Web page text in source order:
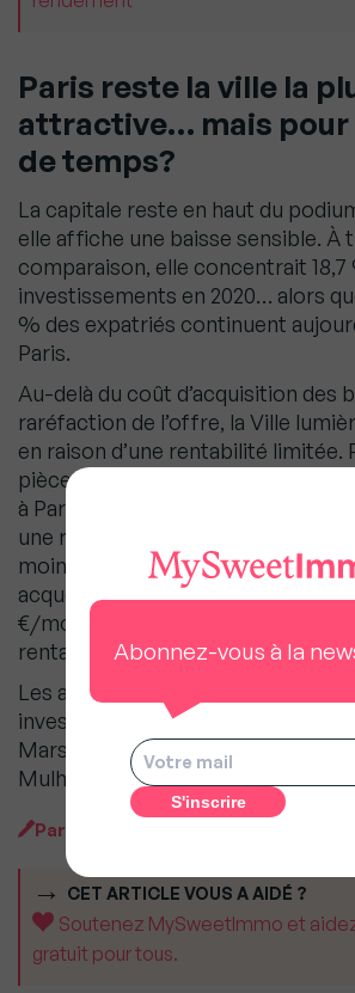
Paris reste la ville la
attractive… mais pour
de temps?
La capitale reste en haut du
elle affiche une baisse sensible. À
comparaison, elle concentrait 18,7
investissements en 2020… alors
% des expatriés continuent
Paris.
Au-delà du coût d’acquisition des
raréfaction de l’offre, la Ville
en raison d’une rentabilité limitée.
pièces de 33 m² acheté 382 000 €
à Paris 20 (Pyrénées) et loué nu
une rentabilité de 3 %. Pour un
moindre (121 000 €), un autre
acquérir un T3 meublé de 62 m² et
€/mois à Rouen Saint Sever,
rentabilité de 10,9 %.
Les autres villes qui complètent le
investissements locatifs sont le
Marseille, Lyon, Bordeaux,
Mulhouse et Montpellier.
Par
CET ARTICLE VOUS A AIDÉ ?
Soutenez MySweetImmo et
gratuit pour tous.
Abonnez-vous à la